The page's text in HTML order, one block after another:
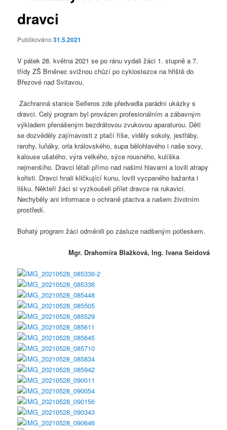
dravci
Publikováno31.5.2021
V pátek 28. května 2021 se po ránu vydali žáci 1. stupně a 7.
třídy ZŠ Brněnec svižnou chůzí po cyklostezce na hřiště do
Březové nad Svitavou.
Záchranná stanice Seiferos zde předvedla parádní ukázky s
dravci. Celý program byl provázen profesionálním a zábavným
výkladem přenášeným bezdrátovou zvukovou aparaturou. Děti
se dozvěděly zajímavosti z ptačí říše, viděly sokoly, jestřáby,
rarohy, luňáky, orla královského, supa bělohlavého i naše sovy,
kalouse ušatého, výra velkého, sýce rousného, kulíška
nejmenšího. Dravci létali přímo nad našimi hlavami a lovili atrapy
kořisti. Dravci hnali kličkující kunu, lovili vycpaného bažanta i
lišku. Někteří žáci si vyzkoušeli přílet dravce na rukavici.
Nechyběly ani informace o ochraně ptactva a našem životním
prostředí.
Bohatý program žáci odměnili po zásluze nadšeným potleskem.
Mgr. Drahomíra Blažková, Ing. Ivana Seidová